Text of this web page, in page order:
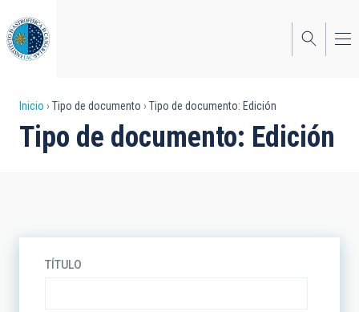
al
contenido
principal
Sobrescribir
enlaces
navegación
Inicio Tipo de documento Tipo de documento: Edición
Tipo de documento: Edición
TÍTULO